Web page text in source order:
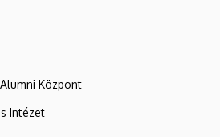
Központ
Intézet